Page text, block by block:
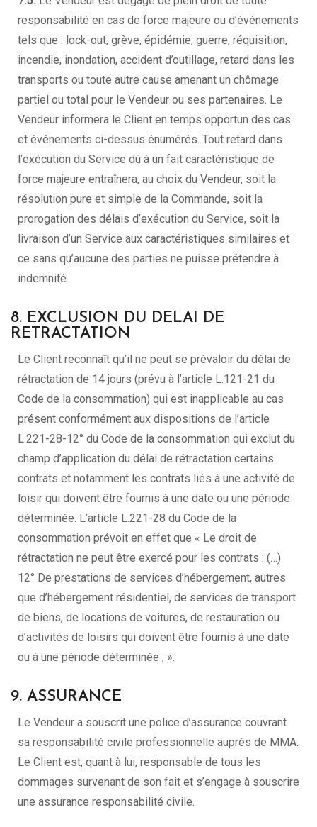
responsabilité en cas de force majeure ou d’événements
tels que : lock-out, grève, épidémie, guerre, réquisition,
incendie, inondation, accident d’outillage, retard dans les
transports ou toute autre cause amenant un chômage
partiel ou total pour le Vendeur ou ses partenaires. Le
Vendeur informera le Client en temps opportun des cas
et événements ci-dessus énumérés. Tout retard dans
l’exécution du Service dû à un fait caractéristique de
force majeure entraînera, au choix du Vendeur, soit la
résolution pure et simple de la Commande, soit la
prorogation des délais d’exécution du Service, soit la
livraison d’un Service aux caractéristiques similaires et
ce sans qu’aucune des parties ne puisse prétendre à
indemnité.
8. EXCLUSION DU DELAI DE
RETRACTATION
Le Client reconnaît qu’il ne peut se prévaloir du délai de
rétractation de 14 jours (prévu à l’article L.121-21 du
Code de la consommation) qui est inapplicable au cas
présent conformément aux dispositions de l’article
L.221-28-12° du Code de la consommation qui exclut du
champ d’application du délai de rétractation certains
contrats et notamment les contrats liés à une activité de
loisir qui doivent être fournis à une date ou une période
déterminée. L’article L.221-28 du Code de la
consommation prévoit en effet que « Le droit de
rétractation ne peut être exercé pour les contrats : (…)
12° De prestations de services d’hébergement, autres
que d’hébergement résidentiel, de services de transport
de biens, de locations de voitures, de restauration ou
d’activités de loisirs qui doivent être fournis à une date
ou à une période déterminée ; ».
9. ASSURANCE
Le Vendeur a souscrit une police d’assurance couvrant
sa responsabilité civile professionnelle auprès de MMA.
Le Client est, quant à lui, responsable de tous les
dommages survenant de son fait et s’engage à souscrire
une assurance responsabilité civile.